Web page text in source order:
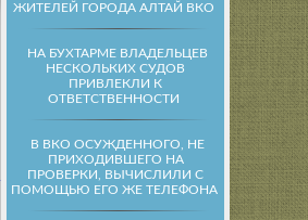
ЖИТЕЛЕЙ ГОРОДА АЛТАЙ ВКО
НА БУХТАРМЕ ВЛАДЕЛЬЦЕВ
НЕСКОЛЬКИХ СУДОВ
ПРИВЛЕКЛИ К
ОТВЕТСТВЕННОСТИ
В ВКО ОСУЖДЕННОГО, НЕ
ПРИХОДИВШЕГО НА
ПРОВЕРКИ, ВЫЧИСЛИЛИ С
ПОМОЩЬЮ ЕГО ЖЕ ТЕЛЕФОНА